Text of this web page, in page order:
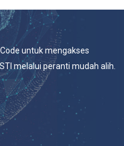
untuk mengakses
melalui peranti mudah alih.